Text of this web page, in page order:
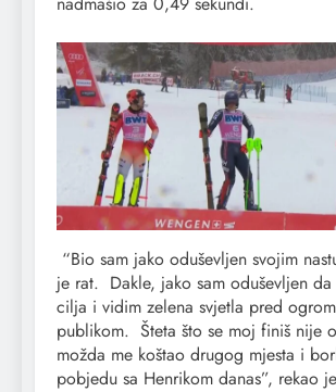
“Bio sam jako oduševljen svojim
je rat. Dakle, jako sam oduševljen
cilja i vidim zelena svjetla pred
publikom. Šteta što se moj finiš nije
možda me koštao drugog mjesta i
pobjedu sa Henrikom danas”, rekao